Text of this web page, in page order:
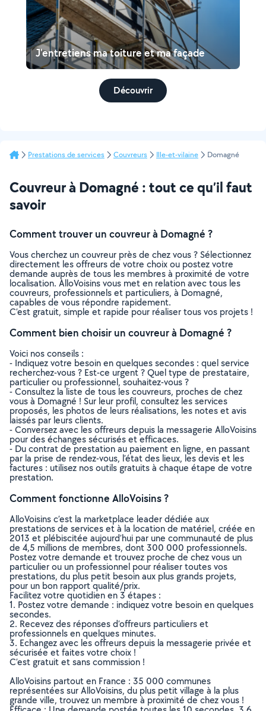
J'entretiens ma toiture et ma façade
Découvrir
Prestations de services Couvreurs Ille-et-vilaine Domagné
Couvreur à Domagné : tout ce qu’il faut
savoir
Comment trouver un couvreur à Domagné ?
Vous cherchez un couvreur près de chez vous ? Sélectionnez
directement les offreurs de votre choix ou postez votre
demande auprès de tous les membres à proximité de votre
localisation. AlloVoisins vous met en relation avec tous les
couvreurs, professionnels et particuliers, à Domagné,
capables de vous répondre rapidement.
C’est gratuit, simple et rapide pour réaliser tous vos projets !
Comment bien choisir un couvreur à Domagné ?
Voici nos conseils :
- Indiquez votre besoin en quelques secondes : quel service
recherchez-vous ? Est-ce urgent ? Quel type de prestataire,
particulier ou professionnel, souhaitez-vous ?
- Consultez la liste de tous les couvreurs, proches de chez
vous à Domagné ! Sur leur profil, consultez les services
proposés, les photos de leurs réalisations, les notes et avis
laissés par leurs clients.
- Conversez avec les offreurs depuis la messagerie AlloVoisins
pour des échanges sécurisés et efficaces.
- Du contrat de prestation au paiement en ligne, en passant
par la prise de rendez-vous, l’état des lieux, les devis et les
factures : utilisez nos outils gratuits à chaque étape de votre
prestation.
Comment fonctionne AlloVoisins ?
AlloVoisins c’est la marketplace leader dédiée aux
prestations de services et à la location de matériel, créée en
2013 et plébiscitée aujourd’hui par une communauté de plus
de 4,5 millions de membres, dont 300 000 professionnels.
Postez votre demande et trouvez proche de chez vous un
particulier ou un professionnel pour réaliser toutes vos
prestations, du plus petit besoin aux plus grands projets,
pour un bon rapport qualité/prix.
Facilitez votre quotidien en 3 étapes :
1. Postez votre demande : indiquez votre besoin en quelques
secondes.
2. Recevez des réponses d’offreurs particuliers et
professionnels en quelques minutes.
3. Echangez avec les offreurs depuis la messagerie privée et
sécurisée et faites votre choix !
C’est gratuit et sans commission !
AlloVoisins partout en France : 35 000 communes
représentées sur AlloVoisins, du plus petit village à la plus
grande ville, trouvez un membre à proximité de chez vous !